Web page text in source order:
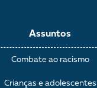
Assuntos
Combate ao racismo
Crianças e adolescentes